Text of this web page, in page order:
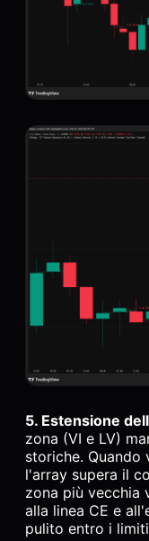
5. Estensione
zona (VI e LV)
storiche. Quando
l'array supera il
zona più vecchia
alla linea CE e
pulito entro i